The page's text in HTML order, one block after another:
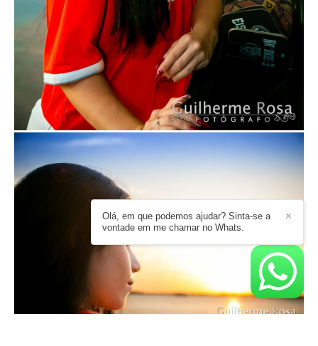
✕
Olá, em que podemos ajudar? Sinta-se a
vontade em me chamar no Whats.